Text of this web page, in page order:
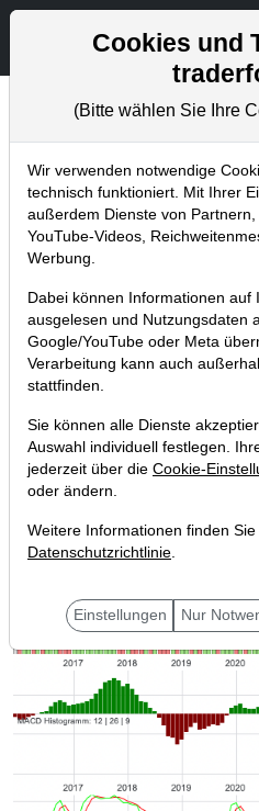
Chartanalysen
Home Blog
Chartanalyse
(endlich) wieder in
investieren!
11.06.2022 um 12:53 Uhr | P.
Cookies und
(Bitte wählen Sie Ihre
Wir verwenden notwendige
technisch funktioniert. Mit Ihrer
außerdem Dienste von
YouTube-Videos,
Werbung.
Dabei können Informationen
ausgelesen und Nutzungsdaten
Google/YouTube oder Meta
Verarbeitung kann auch
stattfinden.
Sie können alle Dienste
Auswahl individuell festlegen.
jederzeit über die Cookie-
oder ändern.
Weitere Informationen finden
Datenschutzrichtlinie.
Einstellungen Nur